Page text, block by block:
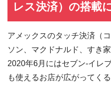
レス決済）の搭載
アメックスのタッチ決済（
ソン、マクドナルド、すき
2020年6月にはセブン-イレ
も使えるお店が広がってく